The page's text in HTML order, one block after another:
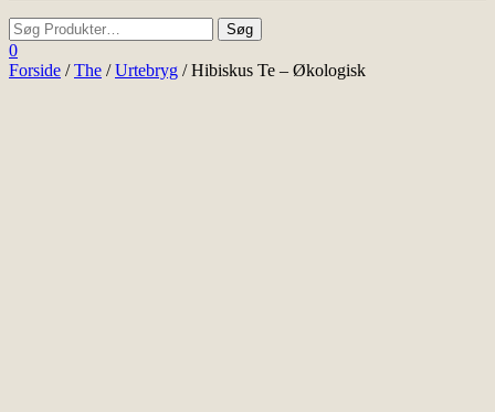
0
Forside /The /Urtebryg / Hibiskus Te – Økologisk